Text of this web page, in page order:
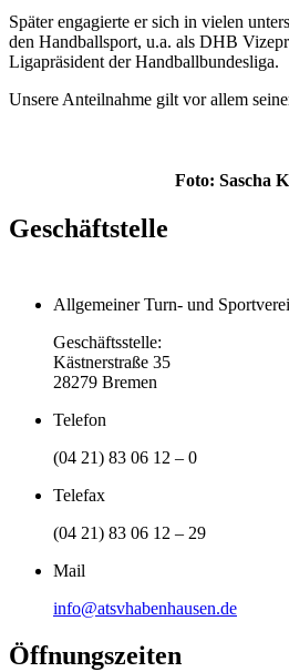
Später engagierte er sich in vielen
den Handballsport, u.a. als DHB
Ligapräsident der Handballbundesliga.
Unsere Anteilnahme gilt vor allem
Foto: Sascha
Geschäftstelle
Allgemeiner Turn- und
Geschäftsstelle:
Kästnerstraße 35
28279 Bremen
Telefon
(04 21) 83 06 12 – 0
Telefax
(04 21) 83 06 12 – 29
Mail
info@atsvhabenhausen.de
Öffnungszeiten